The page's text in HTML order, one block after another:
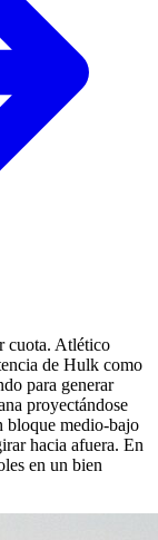
cuota. Atlético
de Hulk como
para generar
proyectándose
bloque medio-bajo
hacia afuera. En
en un bien